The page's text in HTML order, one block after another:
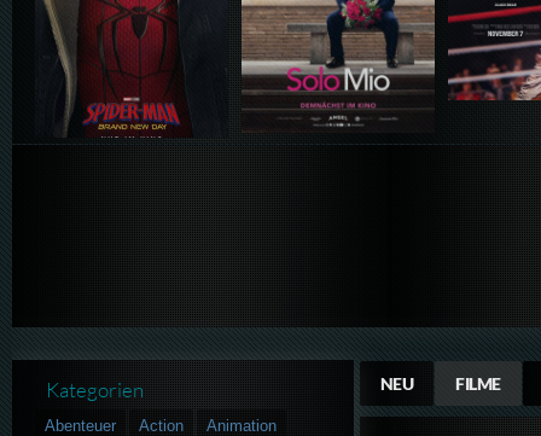
NEU FILME
Kategorien
Abenteuer Action
Animation